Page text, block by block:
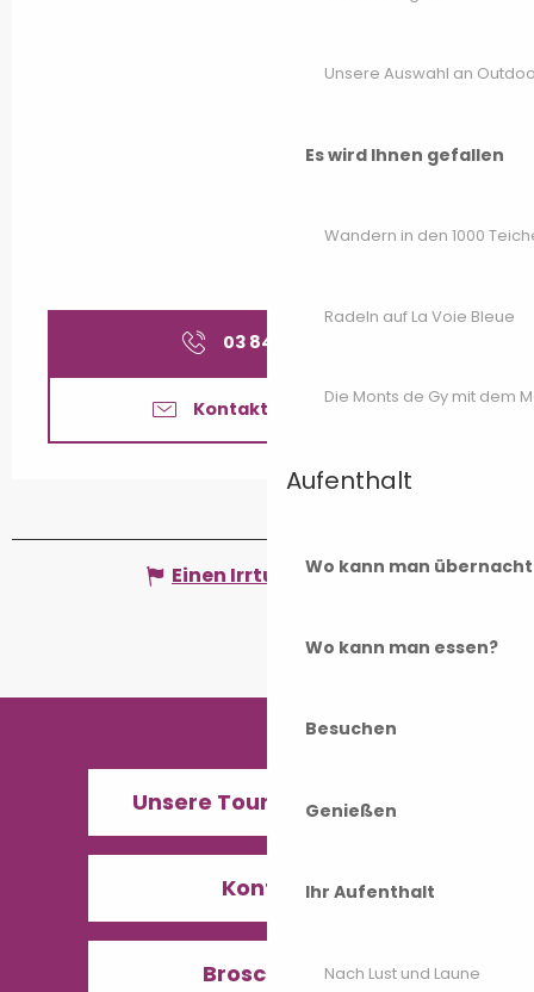
Unsere Auswahl an
Es wird Ihnen gefallen
Wandern in den 1000
Radeln auf La Voie Bleue
Die Monts de Gy mit dem
Aufenthalt
Wo kann man
Wo kann man essen?
Besuchen
Genießen
Ihr Aufenthalt
Nach Lust und Laune
03 84 92 38
Kontaktieren Sie uns
Einen Irrtum angeben
Unsere Tourismusbüros
Kontakt
Broschüren